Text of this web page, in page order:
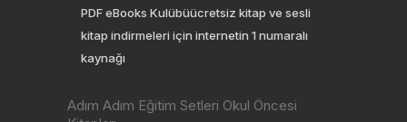
PDF eBooks Kulübüücretsiz kitap ve sesli
kitap indirmeleri için internetin 1 numaralı
kaynağı
Adım Adım Eğitim Setleri Okul Öncesi